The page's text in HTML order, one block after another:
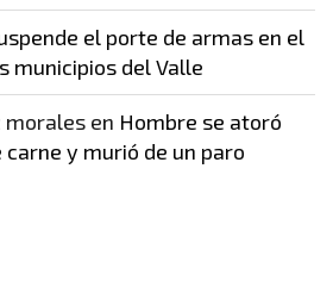
el porte de armas en el
municipios del Valle
morales en Hombre se atoró
carne y murió de un paro